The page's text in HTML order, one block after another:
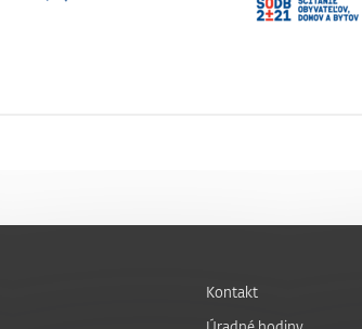
Kontakt